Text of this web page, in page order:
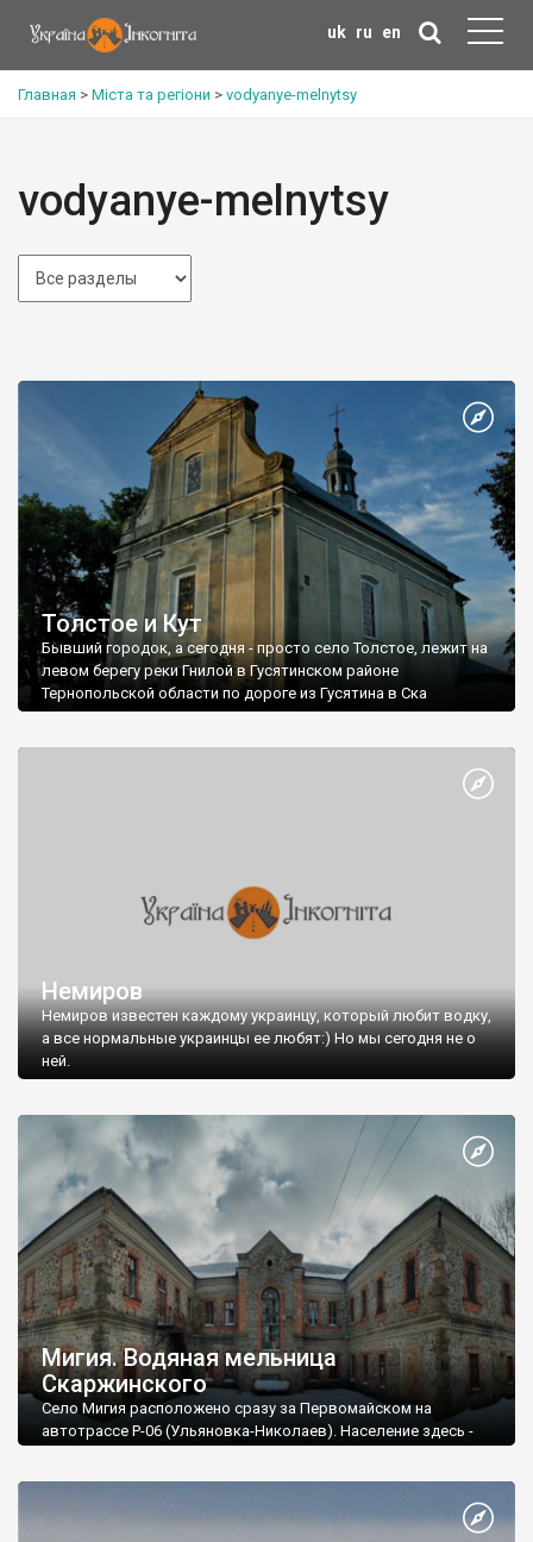
uk ru en
Главная > Міста та регіони > vodyanye-melnytsy
vodyanye-melnytsy
Толстое и Кут
Бывший городок, а сегодня - просто село Толстое, лежит на
левом берегу реки Гнилой в Гусятинском районе
Тернопольской области по дороге из Гусятина в Ска
Немиров
Немиров известен каждому украинцу, который любит водку,
а все нормальные украинцы ее любят:) Но мы сегодня не о
ней.
Мигия. Водяная мельница
Скаржинского
Село Мигия расположено сразу за Первомайском на
автотрассе Р-06 (Ульяновка-Николаев). Население здесь -
пороги. Сюда едут сотни любителей рафтинга.